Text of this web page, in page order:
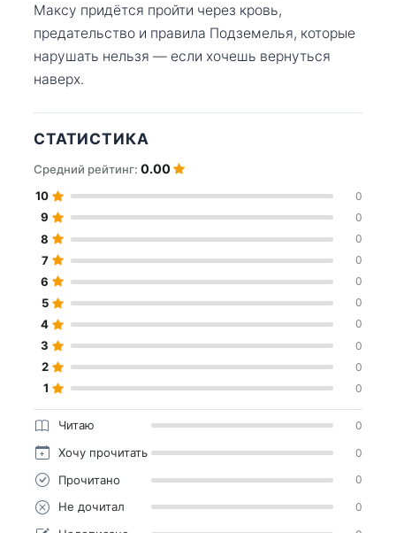
Максу придётся пройти через кровь,
предательство и правила Подземелья, которые
нарушать нельзя — если хочешь вернуться
наверх.
СТАТИСТИКА
Средний рейтинг: 0.00
10 0
9 0
8 0
7 0
6 0
5 0
4 0
3 0
2 0
1 0
Читаю 0
Хочу прочитать 0
Прочитано 0
Не дочитал 0